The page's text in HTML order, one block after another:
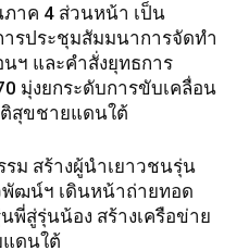
าค 4 ส่วนหน้า เป็น
รประชุมสัมมนาการจัดทำ
ฯ และคำสั่งยุทธการ
มุ่งยกระดับการขับเคลื่อน
สุขชายแดนใต้
ม สร้างผู้นำเยาวชนรุ่น
ฒน์ฯ เดินหน้าถ่ายทอด
พี่สู่รุ่นน้อง สร้างเครือข่าย
แดนใต้